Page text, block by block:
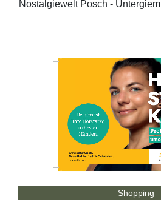
Nostalgiewelt Posch - Untergiem
Shopping